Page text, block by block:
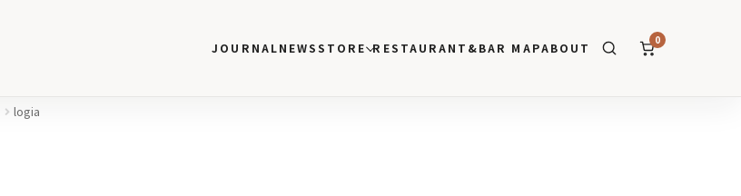
JOURNALNEWSSTORE RESTAURANT&BAR MAPABOUT
0
logia